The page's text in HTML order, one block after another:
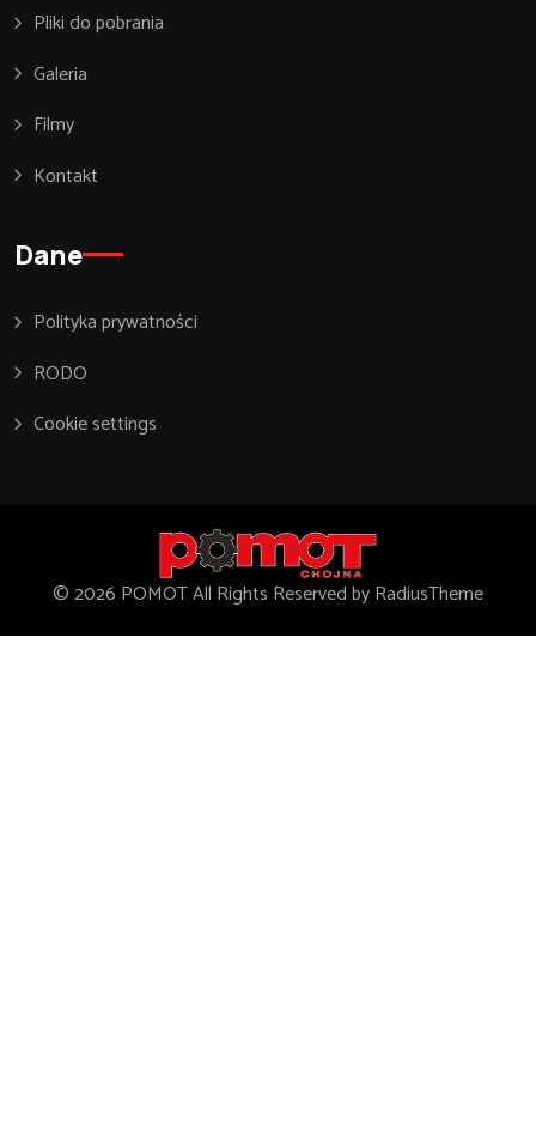
Pliki do pobrania
Galeria
Filmy
Kontakt
Dane
Polityka prywatności
RODO
Cookie settings
© 2026 POMOT All Rights Reserved by RadiusTheme